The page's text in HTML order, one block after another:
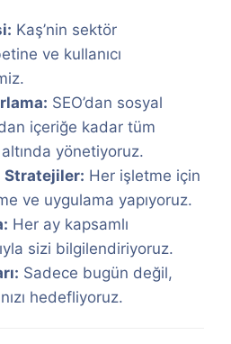
Kaş’nin sektör
ve kullanıcı
SEO’dan sosyal
içeriğe kadar tüm
yönetiyoruz.
Her işletme için
ve uygulama yapıyoruz.
Her ay kapsamlı
sizi bilgilendiriyoruz.
Sadece bugün değil,
hedefliyoruz.